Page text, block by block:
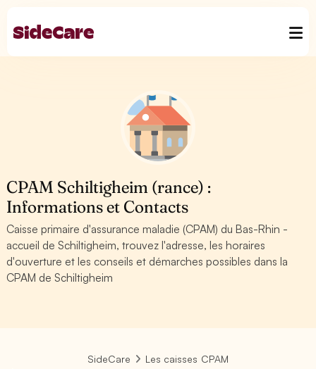
CPAM Schiltigheim (rance) :
Informations et Contacts
Caisse primaire d'assurance maladie (CPAM) du Bas-Rhin -
accueil de Schiltigheim, trouvez l'adresse, les horaires
d'ouverture et les conseils et démarches possibles dans la
CPAM de Schiltigheim
SideCare
Les caisses CPAM